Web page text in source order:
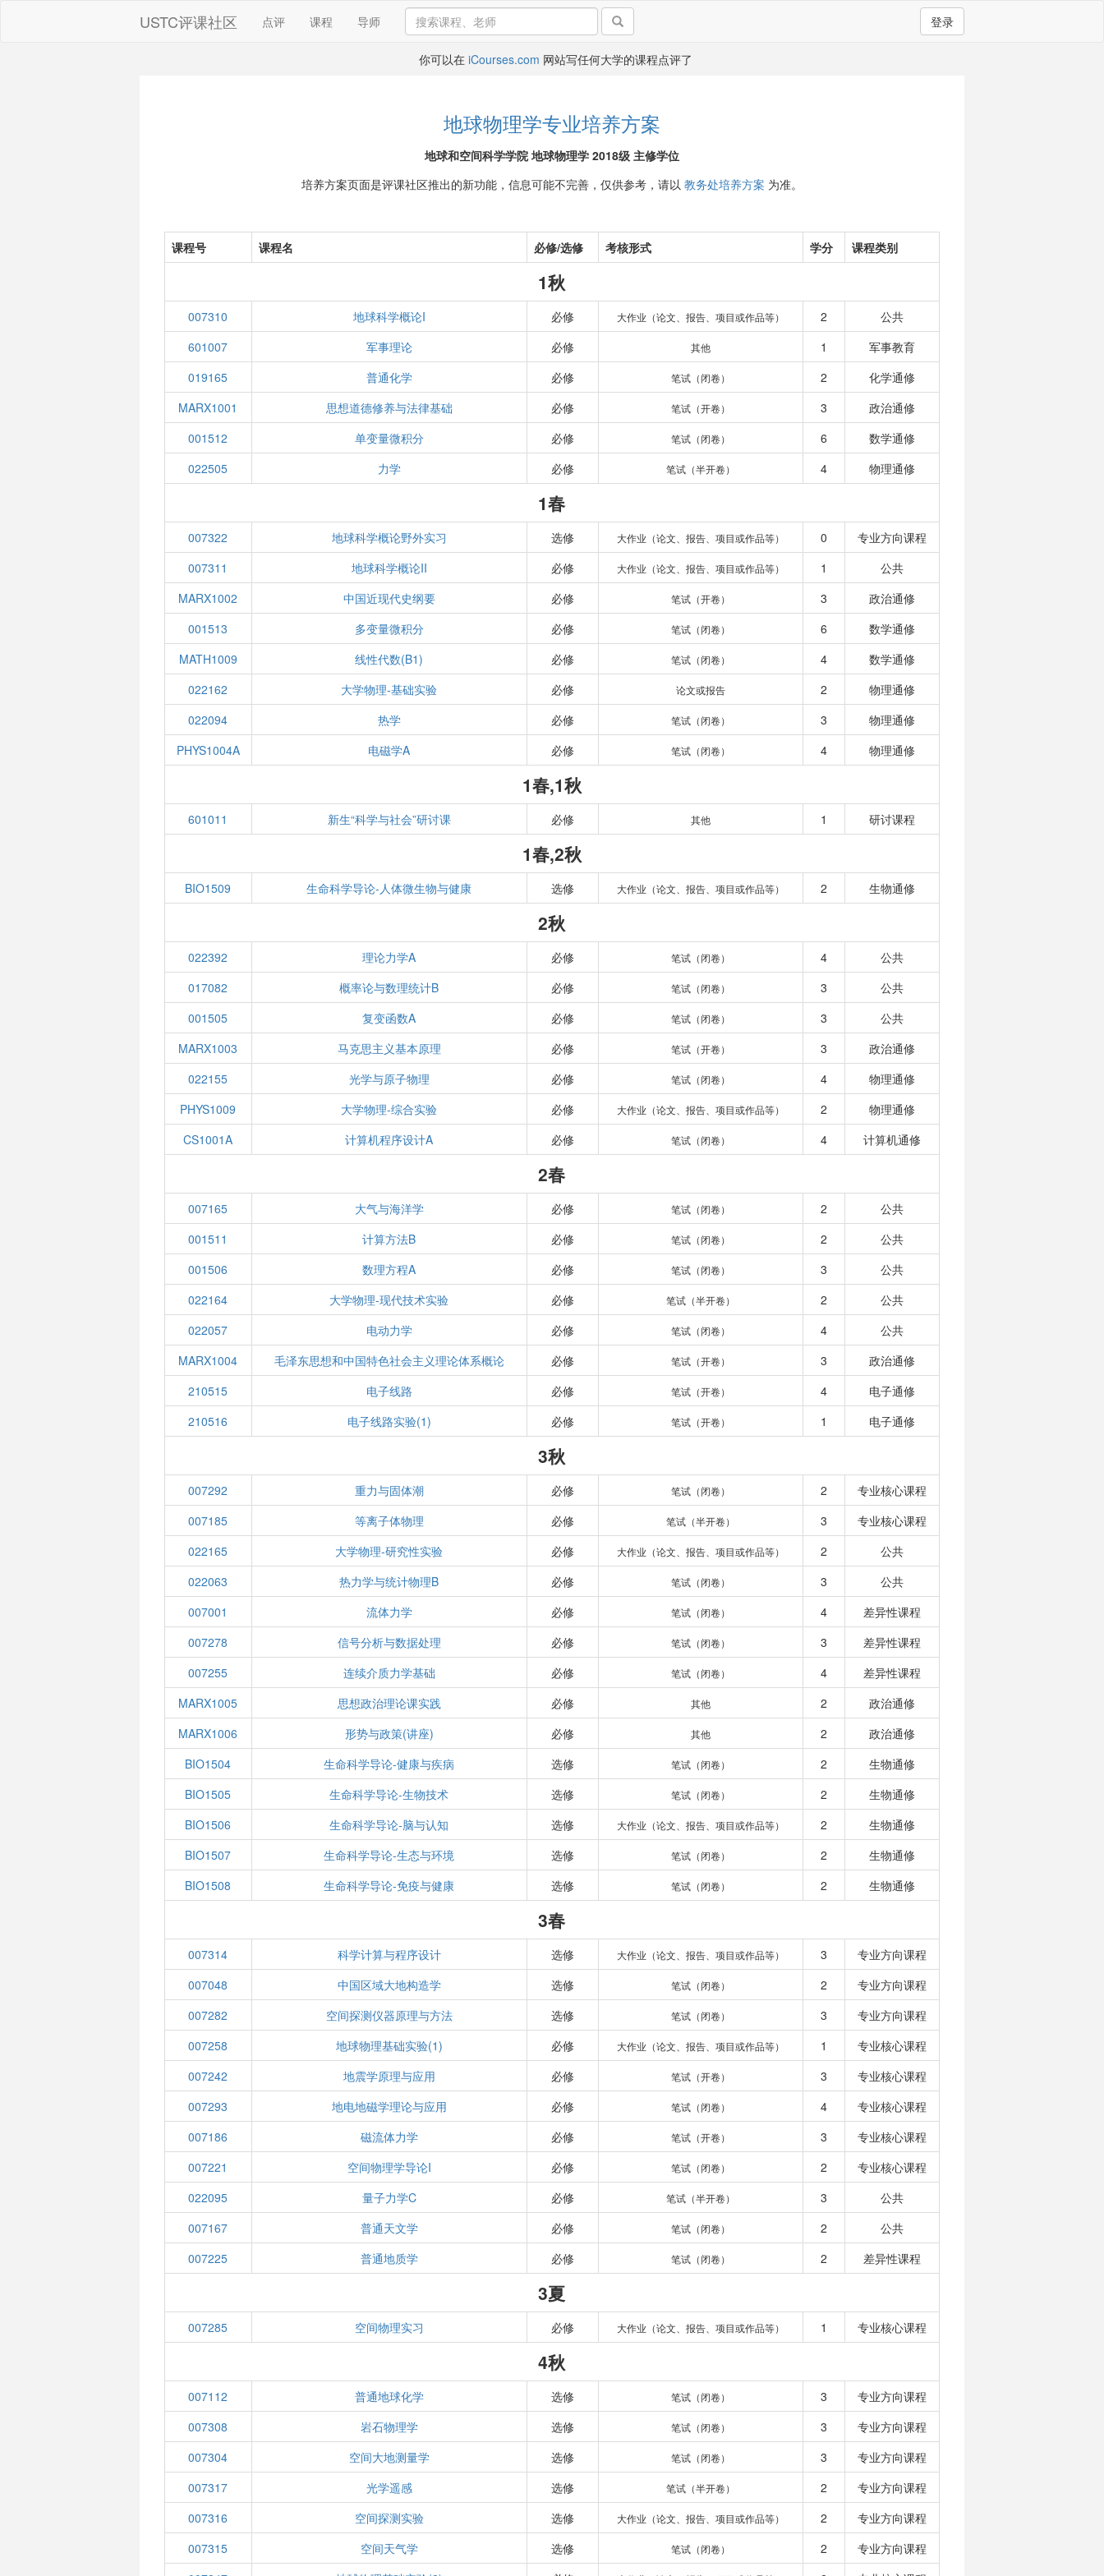
USTC评课社区 点评 课程 导师 登录
你可以在 iCourses.com 网站写任何大学的课程点评了
地球物理学专业培养方案
地球和空间科学学院 地球物理学 2018级 主修学位
培养方案页面是评课社区推出的新功能，信息可能不完善，仅供参考，请以 教务处培养方案 为准。
课程号 课程名 必修/选修 考核形式 学分 课程类别
1秋
007310 地球科学概论I 必修 大作业（论文、报告、项目或作品等） 2
公共
601007
军事理论 必修 其他 1
军事教育
019165
普通化学 必修 笔试（闭卷） 2
化学通修
MARX1001
思想道德修养与法律基础 必修 笔试（开卷） 3
政治通修
001512
单变量微积分 必修 笔试（闭卷） 6
数学通修
022505
力学 必修 笔试（半开卷） 4 物理通修
1春
007322 地球科学概论野外实习 选修 大作业（论文、报告、项目或作品等） 0
专业方向课程
007311
地球科学概论II 必修 大作业（论文、报告、项目或作品等） 1
公共
MARX1002
中国近现代史纲要 必修 笔试（开卷） 3
政治通修
001513
多变量微积分 必修 笔试（闭卷） 6
数学通修
MATH1009
线性代数(B1) 必修 笔试（闭卷） 4
数学通修
022162
大学物理-基础实验 必修 论文或报告 2
物理通修
022094
热学 必修 笔试（闭卷） 3
物理通修
PHYS1004A
电磁学A 必修 笔试（闭卷） 4 物理通修
1春,1秋
601011 新生“科学与社会”研讨课 必修 其他 1 研讨课程
1春,2秋
BIO1509 生命科学导论-人体微生物与健康 选修 大作业（论文、报告、项目或作品等） 2 生物通修
2秋
022392 理论力学A 必修 笔试（闭卷） 4
公共
017082
概率论与数理统计B 必修 笔试（闭卷） 3
公共
001505
复变函数A 必修 笔试（闭卷） 3
公共
MARX1003
马克思主义基本原理 必修 笔试（开卷） 3
政治通修
022155
光学与原子物理 必修 笔试（闭卷） 4
物理通修
PHYS1009
大学物理-综合实验 必修 大作业（论文、报告、项目或作品等） 2
物理通修
CS1001A
计算机程序设计A 必修 笔试（闭卷） 4 计算机通修
2春
007165 大气与海洋学 必修 笔试（闭卷） 2
公共
001511
计算方法B 必修 笔试（闭卷） 2
公共
001506
数理方程A 必修 笔试（闭卷） 3
公共
022164
大学物理-现代技术实验 必修 笔试（半开卷） 2
公共
022057
电动力学 必修 笔试（闭卷） 4
公共
MARX1004
毛泽东思想和中国特色社会主义理论体系概论 必修 笔试（开卷） 3
政治通修
210515
电子线路 必修 笔试（开卷） 4
电子通修
210516
电子线路实验(1) 必修 笔试（开卷） 1 电子通修
3秋
007292 重力与固体潮 必修 笔试（闭卷） 2
专业核心课程
007185
等离子体物理 必修 笔试（半开卷） 3
专业核心课程
022165
大学物理-研究性实验 必修 大作业（论文、报告、项目或作品等） 2
公共
022063
热力学与统计物理B 必修 笔试（闭卷） 3
公共
007001
流体力学 必修 笔试（闭卷） 4
差异性课程
007278
信号分析与数据处理 必修 笔试（闭卷） 3
差异性课程
007255
连续介质力学基础 必修 笔试（闭卷） 4
差异性课程
MARX1005
思想政治理论课实践 必修 其他 2
政治通修
MARX1006
形势与政策(讲座) 必修 其他 2
政治通修
BIO1504
生命科学导论-健康与疾病 选修 笔试（闭卷） 2
生物通修
BIO1505
生命科学导论-生物技术 选修 笔试（闭卷） 2
生物通修
BIO1506
生命科学导论-脑与认知 选修 大作业（论文、报告、项目或作品等） 2
生物通修
BIO1507
生命科学导论-生态与环境 选修 笔试（闭卷） 2
生物通修
BIO1508
生命科学导论-免疫与健康 选修 笔试（闭卷） 2 生物通修
3春
007314 科学计算与程序设计 选修 大作业（论文、报告、项目或作品等） 3
专业方向课程
007048
中国区域大地构造学 选修 笔试（闭卷） 2
专业方向课程
007282
空间探测仪器原理与方法 选修 笔试（闭卷） 3
专业方向课程
007258
地球物理基础实验(1) 必修 大作业（论文、报告、项目或作品等） 1
专业核心课程
007242
地震学原理与应用 必修 笔试（开卷） 3
专业核心课程
007293
地电地磁学理论与应用 必修 笔试（闭卷） 4
专业核心课程
007186
磁流体力学 必修 笔试（开卷） 3
专业核心课程
007221
空间物理学导论I 必修 笔试（闭卷） 2
专业核心课程
022095
量子力学C 必修 笔试（半开卷） 3
公共
007167
普通天文学 必修 笔试（闭卷） 2
公共
007225
普通地质学 必修 笔试（闭卷） 2 差异性课程
3夏
007285 空间物理实习 必修 大作业（论文、报告、项目或作品等） 1 专业核心课程
4秋
007112 普通地球化学 选修 笔试（闭卷） 3
专业方向课程
007308
岩石物理学 选修 笔试（闭卷） 3
专业方向课程
007304
空间大地测量学 选修 笔试（闭卷） 3
专业方向课程
007317
光学遥感 选修 笔试（半开卷） 2
专业方向课程
007316
空间探测实验 选修 大作业（论文、报告、项目或作品等） 2
专业方向课程
007315
空间天气学 选修 笔试（闭卷） 2
专业方向课程